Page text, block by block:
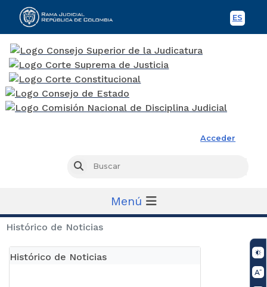
ES
Acceder
Buscar
Menú
Histórico de Noticias
Histórico de Noticias